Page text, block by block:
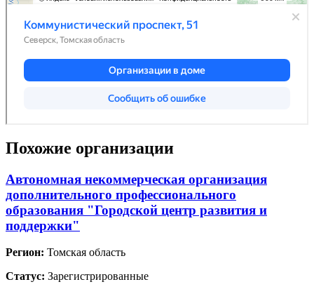
Похожие организации
Автономная некоммерческая организация
дополнительного профессионального
образования "Городской центр развития и
поддержки"
Регион: Томская область
Статус: Зарегистрированные